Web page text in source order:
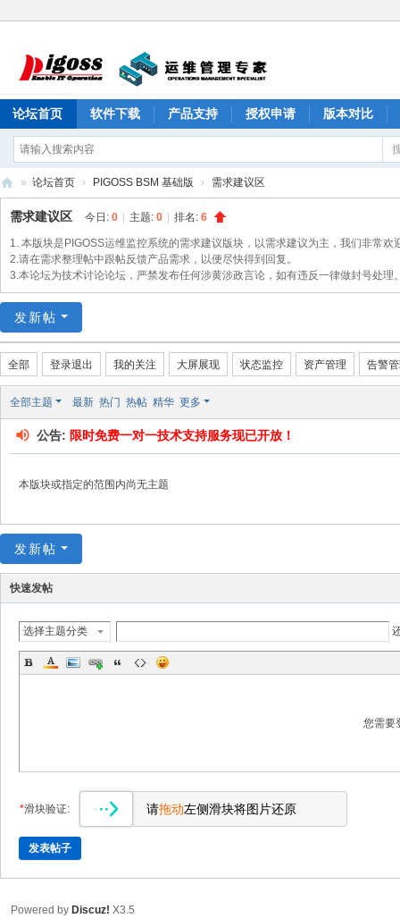
论坛首页 软件下载 产品支持 授权申请 版本对比
PI
O
品
论
坛
» 论坛首页 › PIGOSS BSM 基础版 › 需求建议区
需求建议区 今日: 0 主题: 0 排名: 6
1. 本版块是PIGOSS运维监控系统的需求建议版块，以需求建议为主，我们非常
2.请在需求整理帖中跟帖反馈产品需求，以便尽快得到回复。
3.本论坛为技术讨论论坛，严禁发布任何涉黄涉政言论，如有违反一律做封号处理
发新帖
全部 登录退出 我的关注 大屏展现 状态监控 资产管理 告警
全部主题 最新 热门 热帖 精华 更多
公告: 限时免费一对一技术支持服务现已开放！
本版块或指定的范围内尚无主题
发新帖
快速发帖
选择主题分类
您需要
*滑块验证: 请拖动左侧滑块将图片还原
发表帖子
Powered by Discuz! X3.5